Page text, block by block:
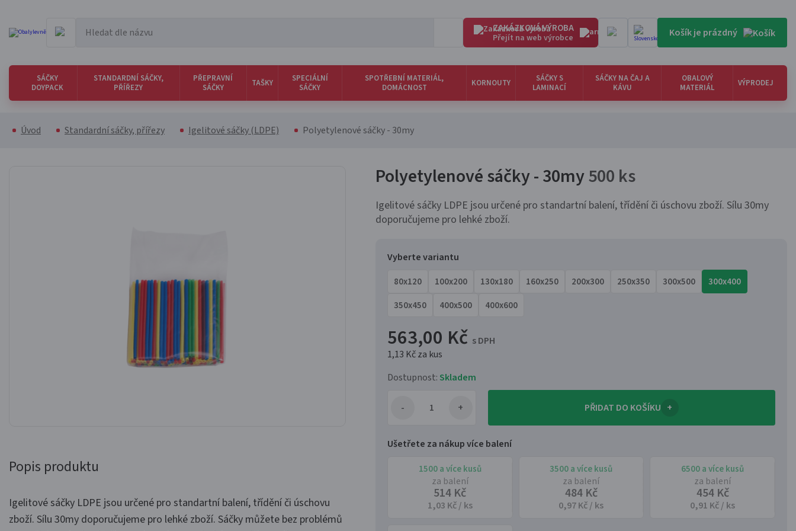
ZAKÁZKOVÁ VÝROBA
Přejít na web výrobce Košík je prázdný
SÁČKY
DOYPACK
STANDARDNÍ SÁČKY,
PŘÍŘEZY
PŘEPRAVNÍ
SÁČKY
TAŠKY
SPECIÁLNÍ
SÁČKY
SPOTŘEBNÍ MATERIÁL,
DOMÁCNOST
KORNOUTY
SÁČKY S
LAMINACÍ
SÁČKY NA ČAJ A
KÁVU
OBALOVÝ
MATERIÁL
VÝPRODEJ
Úvod Standardní sáčky, přířezy Igelitové sáčky (LDPE) Polyetylenové sáčky - 30my
Polyetylenové sáčky - 30my500 ks
Igelitové sáčky LDPE jsou určené pro standartní balení, třídění či úschovu zboží. Sílu 30my
doporučujeme pro lehké zboží.
Vyberte variantu
80x120 100x200 130x180 160x250 200x300 250x350 300x500
300x400
350x450
400x500 400x600
563,00 Kč s DPH
1,13 Kčza kus
Dostupnost:Skladem
PŘIDAT DO KOŠÍKU +
Ušetřete za nákup více balení
1500 a více kusů
za balení
514 Kč
1,03 Kč / ks
3500 a více kusů
za balení
484 Kč
0,97 Kč / ks
6500 a více kusů
za balení
454 Kč
0,91 Kč / ks
Popis produktu
Igelitové sáčky LDPE jsou určené pro standartní balení, třídění či úschovu
zboží. Sílu 30my doporučujeme pro lehké zboží. Sáčky můžete bez problémů